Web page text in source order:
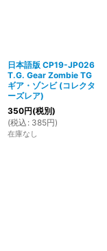
日本語版 CP19-JP026
T.G. Gear Zombie TG
ギア・ゾンビ (コレクタ
ーズレア)
350円(税別)
(税込 : 385円)
在庫なし